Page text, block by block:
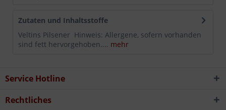
Zutaten und Inhaltsstoffe
Veltins Pilsener Hinweis: Allergene, sofern vorhanden
sind fett hervorgehoben.... mehr
Service Hotline
Rechtliches